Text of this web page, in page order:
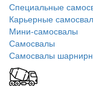
Специальные
Карьерные
Мини-самосвалы
Самосвалы
Самосвалы